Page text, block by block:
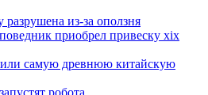
разрушена из-за оползня
приобрел привеску xix
самую древнюю китайскую
робота